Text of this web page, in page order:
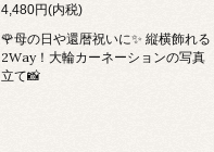
4,480円(内税)
🌹母の日や還暦祝いに✨ 縦横飾れる
2Way！大輪カーネーションの写真
立て📸